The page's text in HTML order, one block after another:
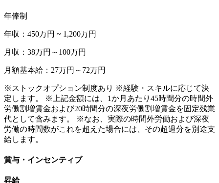
年俸制
年収：450万円 ~ 1,200万円
月収：38万円～100万円
月額基本給：27万円～72万円
※ストックオプション制度あり ※経験・スキルに応じて決
定します。 ※上記金額には、1か月あたり45時間分の時間外
労働割増賃金および20時間分の深夜労働割増賃金を固定残業
代として含みます。 ※なお、実際の時間外労働および深夜
労働の時間数がこれを超えた場合には、その超過分を別途支
給します。
賞与・インセンティブ
昇給